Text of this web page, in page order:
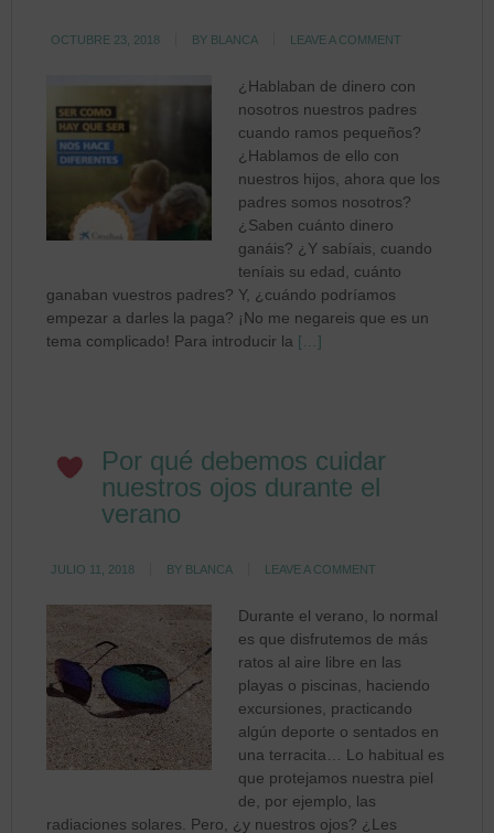
OCTUBRE 23, 2018 BY BLANCA LEAVE A COMMENT
¿Hablaban de dinero con
nosotros nuestros padres
cuando ramos pequeños?
¿Hablamos de ello con
nuestros hijos, ahora que los
padres somos nosotros?
¿Saben cuánto dinero
ganáis? ¿Y sabíais, cuando
teníais su edad, cuánto
ganaban vuestros padres? Y, ¿cuándo podríamos
empezar a darles la paga? ¡No me negareis que es un
tema complicado! Para introducir la […]
Por qué debemos cuidar
nuestros ojos durante el
verano
JULIO 11, 2018 BY BLANCA LEAVE A COMMENT
Durante el verano, lo normal
es que disfrutemos de más
ratos al aire libre en las
playas o piscinas, haciendo
excursiones, practicando
algún deporte o sentados en
una terracita… Lo habitual es
que protejamos nuestra piel
de, por ejemplo, las
radiaciones solares. Pero, ¿y nuestros ojos? ¿Les